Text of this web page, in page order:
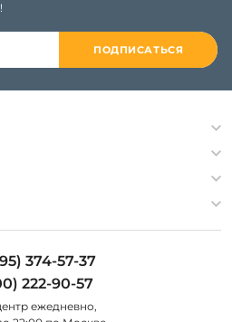
ПОДПИСАТЬСЯ
374-57-37
222-90-57
eжедневно,